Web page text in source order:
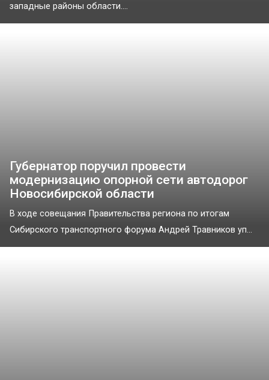
западные районы области....
Губернатор поручил провести
модернизацию опорной сети автодорог
Новосибирской области
В ходе совещания Правительства региона по итогам
Сибирского транспортного форума Андрей Травников уп...